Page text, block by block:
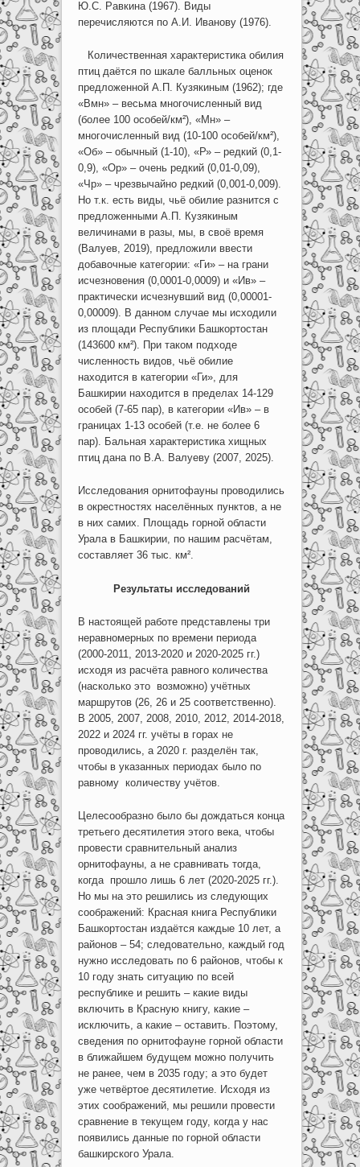
Ю.С. Равкина (1967). Виды
перечисляются по А.И. Иванову (1976).
Количественная характеристика обилия
птиц даётся по шкале балльных оценок
предложенной А.П. Кузякиным (1962); где
«Вмн» – весьма многочисленный вид
(более 100 особей/км²), «Мн» –
многочисленный вид (10-100 особей/км²),
«Об» – обычный (1-10), «Р» – редкий (0,1-
0,9), «Ор» – очень редкий (0,01-0,09),
«Чр» – чрезвычайно редкий (0,001-0,009).
Но т.к. есть виды, чьё обилие разнится с
предложенными А.П. Кузякиным
величинами в разы, мы, в своё время
(Валуев, 2019), предложили ввести
добавочные категории: «Ги» – на грани
исчезновения (0,0001-0,0009) и «Ив» –
практически исчезнувший вид (0,00001-
0,00009). В данном случае мы исходили
из площади Республики Башкортостан
(143600 км²). При таком подходе
численность видов, чьё обилие
находится в категории «Ги», для
Башкирии находится в пределах 14-129
особей (7-65 пар), в категории «Ив» – в
границах 1-13 особей (т.е. не более 6
пар). Бальная характеристика хищных
птиц дана по В.А. Валуеву (2007, 2025).
Исследования орнитофауны проводились
в окрестностях населённых пунктов, а не
в них самих. Площадь горной области
Урала в Башкирии, по нашим расчётам,
составляет 36 тыс. км².
Результаты исследований
В настоящей работе представлены три
неравномерных по времени периода
(2000-2011, 2013-2020 и 2020-2025 гг.)
исходя из расчёта равного количества
(насколько это возможно) учётных
маршрутов (26, 26 и 25 соответственно).
В 2005, 2007, 2008, 2010, 2012, 2014-2018,
2022 и 2024 гг. учёты в горах не
проводились, а 2020 г. разделён так,
чтобы в указанных периодах было по
равному количеству учётов.
Целесообразно было бы дождаться конца
третьего десятилетия этого века, чтобы
провести сравнительный анализ
орнитофауны, а не сравнивать тогда,
когда прошло лишь 6 лет (2020-2025 гг.).
Но мы на это решились из следующих
соображений: Красная книга Республики
Башкортостан издаётся каждые 10 лет, а
районов – 54; следовательно, каждый год
нужно исследовать по 6 районов, чтобы к
10 году знать ситуацию по всей
республике и решить – какие виды
включить в Красную книгу, какие –
исключить, а какие – оставить. Поэтому,
сведения по орнитофауне горной области
в ближайшем будущем можно получить
не ранее, чем в 2035 году; а это будет
уже четвёртое десятилетие. Исходя из
этих соображений, мы решили провести
сравнение в текущем году, когда у нас
появились данные по горной области
башкирского Урала.